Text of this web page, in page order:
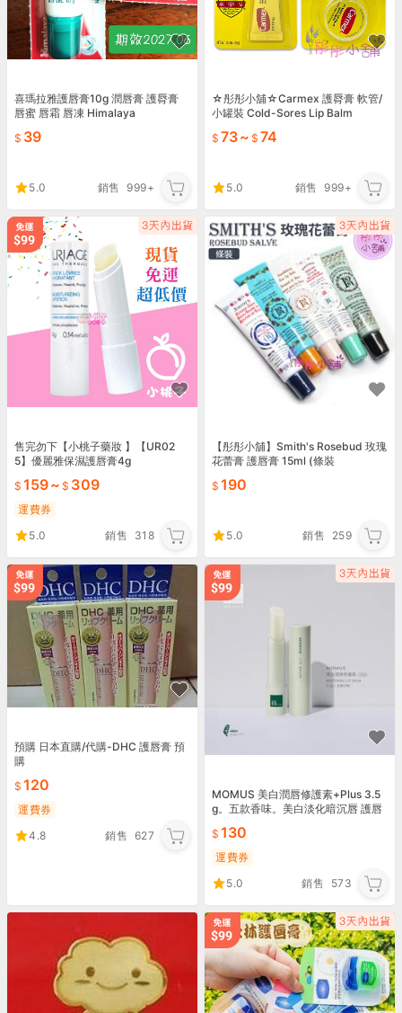
喜瑪拉雅護唇膏10g 潤唇膏 護脣膏
唇蜜 唇霜 唇凍 Himalaya
39
5.0 銷售 999+
☆彤彤小舖☆Carmex 護脣膏 軟管/
小罐裝 Cold-Sores Lip Balm
73~ 74
5.0 銷售 999+
售完勿下【小桃子藥妝 】【UR02
5】優麗雅保濕護唇膏4g
159~ 309
運費券
5.0
銷售 318
【彤彤小舖】Smith's Rosebud 玫瑰
花蕾膏 護唇膏 15ml (條裝
190
5.0 銷售 259
預購 日本直購/代購-DHC 護唇膏 預
購
120
運費券
4.8
銷售 627
MOMUS 美白潤唇修護素+Plus 3.5
g。五款香味。美白淡化暗沉唇 護唇
130
運費券
5.0
銷售 573